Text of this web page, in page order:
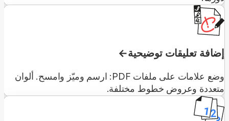
إضافة تعليقات توضيحية
وضع علامات على ملفات PDF: ارسم وميّز وامسح. ألوان
متعددة وعروض خطوط مختلفة.